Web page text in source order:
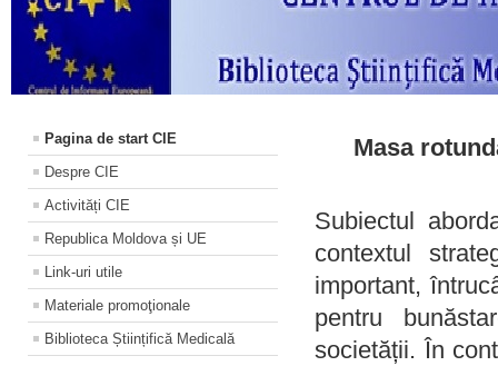
Pagina de start CIE
Despre CIE
Activități CIE
Republica Moldova și UE
Link-uri utile
Materiale promoţionale
Biblioteca Științifică Medicală
Masa
Subiectul
contextul
important,
pentru
societății. În